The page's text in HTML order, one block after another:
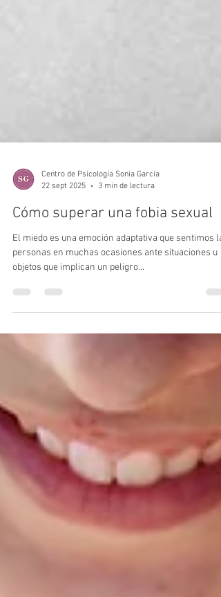
Centro de Psicología Sonia García
22 sept 2025
Cómo superar una fobia sexual
El miedo es una emoción adaptativa que sentimos las
personas en muchas ocasiones ante situaciones u